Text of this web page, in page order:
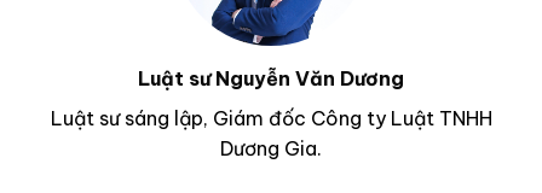
Luật sư Nguyễn Văn Dương
Luật sư sáng lập, Giám đốc Công ty Luật TNHH
Dương Gia.